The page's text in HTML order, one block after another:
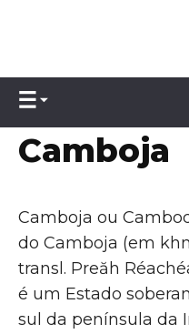
Camboja
Camboja ou
do Camboja (em
transl. Preăh
é um Estado
sul da península da